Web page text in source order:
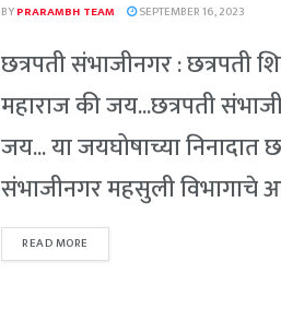
BYPRARAMBH TEAM SEPTEMBER 16, 2023
छत्रपती संभाजीनगर : छत्रपती
महाराज की जय...छत्रपती
जय... या जयघोषाच्या निनादात
संभाजीनगर महसुली विभागाचे
READ MORE